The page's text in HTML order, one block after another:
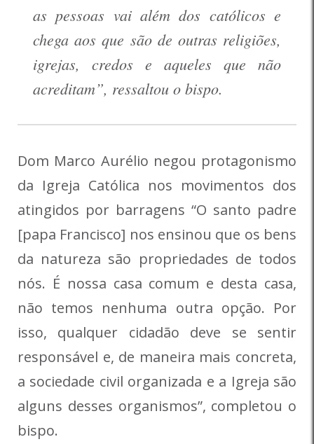
as pessoas vai além dos católicos e
chega aos que são de outras religiões,
igrejas, credos e aqueles que não
acreditam”, ressaltou o bispo.
Dom Marco Aurélio negou protagonismo
da Igreja Católica nos movimentos dos
atingidos por barragens “O santo padre
[papa Francisco] nos ensinou que os bens
da natureza são propriedades de todos
nós. É nossa casa comum e desta casa,
não temos nenhuma outra opção. Por
isso, qualquer cidadão deve se sentir
responsável e, de maneira mais concreta,
a sociedade civil organizada e a Igreja são
alguns desses organismos”, completou o
bispo.